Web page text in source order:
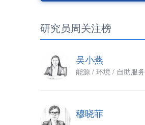
研究员周关注榜
吴小燕
能源 / 环境 / 自助服务
穆晓菲